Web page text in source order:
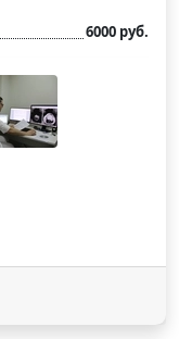
6000 руб.